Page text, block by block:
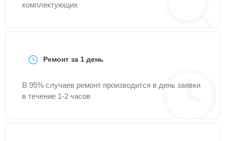
комплектующих
Ремонт за 1 день
В 95% случаев ремонт производится в день заявки
в течение 1-2 часов